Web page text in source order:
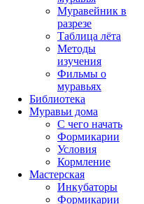
Муравейник в
разрезе
Таблица лёта
Методы
изучения
Фильмы о
муравьях
Библиотека
Муравьи дома
С чего начать
Формикарии
Условия
Кормление
Мастерская
Инкубаторы
Формикарии